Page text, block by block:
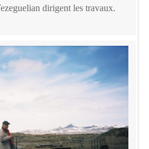
dirigent les travaux.